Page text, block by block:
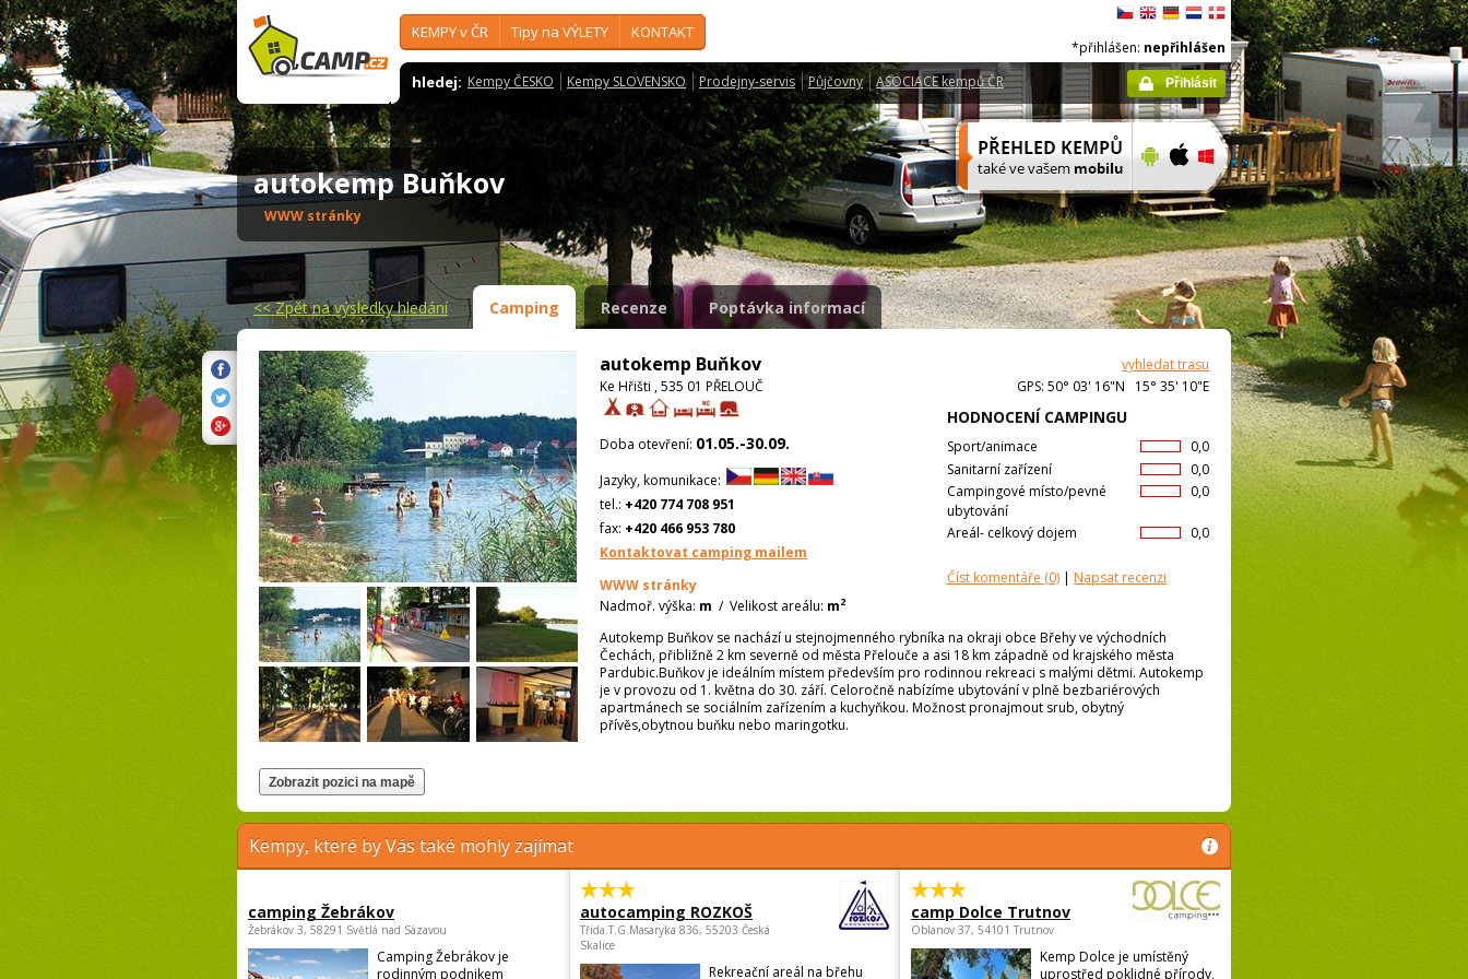
KEMPY v ČR Tipy na VÝLETY KONTAKT
hledej: Kempy ČESKO Kempy SLOVENSKO Prodejny-servis Půjčovny ASOCIACE kempů ČR
*přihlášen: nepřihlášen
Přihlásit
autokemp Buňkov
WWW stránky
<<Zpět na výsledky hledání Camping Recenze Poptávka informací
autokemp Buňkov
vyhledat trasu
Ke Hřišti , 535 01 PŘELOUČ
GPS: 50° 03' 16"N 15° 35' 10"E
HODNOCENÍ CAMPINGU
0,0
Sport/animace
0,0
Sanitarní zařízení
0,0
Campingové místo/pevné
ubytování
0,0
Areál- celkový dojem
Číst komentáře (0) | Napsat recenzi
Doba otevření: 01.05.-30.09.
Jazyky, komunikace:
tel.: +420 774 708 951
fax: +420 466 953 780
Kontaktovat camping mailem
WWW stránky
Nadmoř. výška: m / Velikost areálu: m2
Autokemp Buňkov se nachází u stejnojmenného rybníka na okraji obce Břehy ve východních
Čechách, přibližně 2 km severně od města Přelouče a asi 18 km západně od krajského města
Pardubic.Buňkov je ideálním místem především pro rodinnou rekreaci s malými dětmi. Autokemp
je v provozu od 1. května do 30. září. Celoročně nabízíme ubytování v plně bezbariérových
apartmánech se sociálním zařízením a kuchyňkou. Možnost pronajmout srub, obytný
přívěs,obytnou buňku nebo maringotku.
Kempy, které by Vás také mohly zajímat
camping Žebrákov
Žebrákov 3, 58291 Světlá nad Sázavou
Camping Žebrákov je
rodinným podnikem
autocamping ROZKOŠ
Třída.T.G.Masaryka 836, 55203 Česká
Skalice
Rekreační areál na břehu
camp Dolce Trutnov
Oblanov 37, 54101 Trutnov
Kemp Dolce je umístěný
uprostřed poklidné přírody,